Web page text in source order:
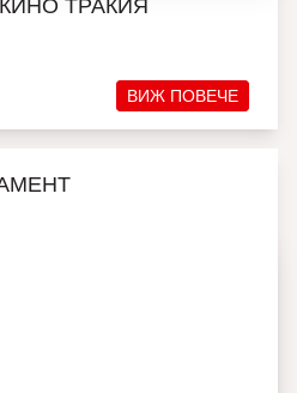
ТРАКИЯ
ВИЖ ПОВЕЧЕ